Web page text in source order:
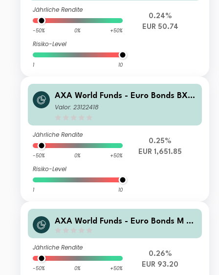
Jährliche Rendite
-50% 0% +50%
Risiko-Level
1 10
0.24%
EUR 50.74
AXA World Funds - Euro Bonds BX C
apitalisation EUR
Valor: 23122418
Jährliche Rendite
-50% 0% +50%
Risiko-Level
1 10
0.25%
EUR 1,651.85
AXA World Funds - Euro Bonds M Di
Jährliche Rendite
-50% 0% +50%
0.26%
EUR 93.20